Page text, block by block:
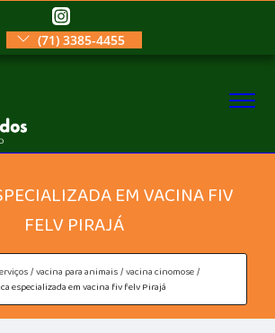
(71) 3385-4455
EM VACINA FIV
FELV PIRAJÁ
vacina para animais vacina cinomose
especializada em vacina fiv felv Pirajá